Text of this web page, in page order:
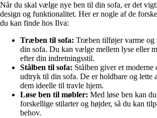
Når du skal vælge nye ben til din sofa, er det
design og funktionalitet. Her er nogle af de
du kan finde hos Ilva:
Træben til sofa: Træben tilføjer varme og
din sofa. Du kan vælge mellem lyse eller
efter din indretningsstil.
Stålben til sofa: Stålben giver et
udtryk til din sofa. De er holdbare og lette
dem ideelle til travle hjem.
Løse ben til møbler: Med løse ben kan
forskellige stilarter og højder, så du kan
behov.